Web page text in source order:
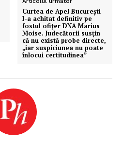
Curtea de Apel București
l-a achitat definitiv pe
fostul ofițer DNA Marius
Moise. Judecătorii susțin
că nu există probe directe,
„iar suspiciunea nu poate
înlocui certitudinea”